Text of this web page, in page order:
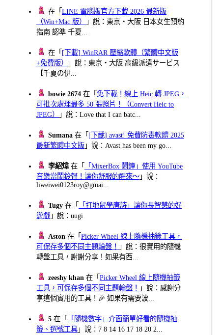
在「LINE 電腦版官方下載 2026 最新版
（Win+Mac 版）
」說：東京・大阪 日本女生預約
指南 認準 千夏...
在「 [下載] WinRAR 壓縮軟體（繁體中文版
+免費版）
」說：東京・大阪 高級派遣サービス
【千夏の伊...
bowie 2674 在「免下載！線上 Heic 轉 JPEG，
可批次處理最多 50 張照片！（Convert Heic to
JPEG）
」說：Love that I can batc...
Sumana 在「 [下載] avast! 免費防毒軟體 2025
最新繁體中文版 」說：Avast has been my go...
李紹煒在「
「MixerBox 鬧鐘」使用 YouTube
音樂當鬧鈴聲！讓你舒服的醒來～ 」說：
liweiwei0123roy@gmai...
Tugy 在「
「打地鼠學唐詩」讓你長智慧的好
遊戲 」說：uugi
Aston 在「Picker Wheel 線上隨機抽籤工具，
可保存多個不同主題輪盤！
」說：很實用的隨機
轉盤工具，謝謝分享！如果有西...
zeeshy khan 在「Picker Wheel 線上隨機抽籤
工具，可保存多個不同主題輪盤！
」說：感謝分
享這個實用的工具！🎉 如果有需要波...
5 在「
「隨機數字」介面簡單好看的隨機抽
籤、選號工具 」說：7 8 14 16 17 18 20 2...